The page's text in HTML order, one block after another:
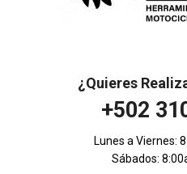
¿Quieres
+502
Lunes a Viernes:
Sábados: